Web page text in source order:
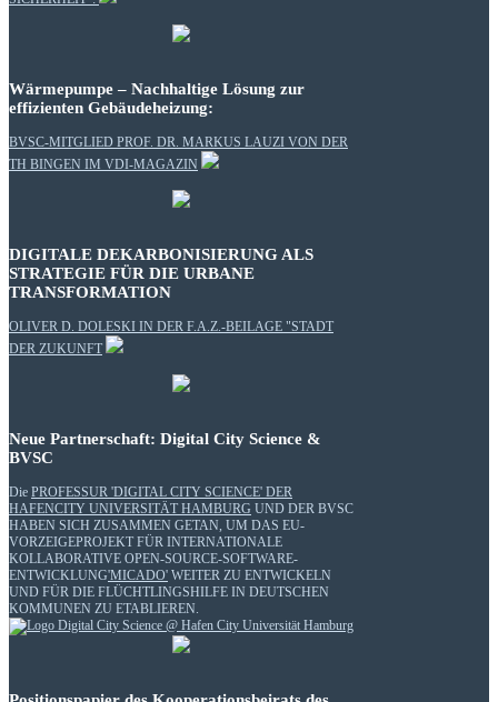
Wärmepumpe – Nachhaltige Lösung zur
effizienten Gebäudeheizung:
BVSC-MITGLIED PROF. DR. MARKUS LAUZI VON DER
TH BINGEN IM VDI-MAGAZIN
DIGITALE DEKARBONISIERUNG ALS
STRATEGIE FÜR DIE URBANE
TRANSFORMATION
OLIVER D. DOLESKI IN DER F.A.Z.-BEILAGE "STADT
DER ZUKUNFT
Neue Partnerschaft: Digital City Science &
BVSC
Die PROFESSUR 'DIGITAL CITY SCIENCE' DER
HAFENCITY UNIVERSITÄT HAMBURG UND DER BVSC
HABEN SICH ZUSAMMEN GETAN, UM DAS EU-
VORZEIGEPROJEKT FÜR INTERNATIONALE
KOLLABORATIVE OPEN-SOURCE-SOFTWARE-
ENTWICKLUNG'MICADO' WEITER ZU ENTWICKELN
UND FÜR DIE FLÜCHTLINGSHILFE IN DEUTSCHEN
KOMMUNEN ZU ETABLIEREN.